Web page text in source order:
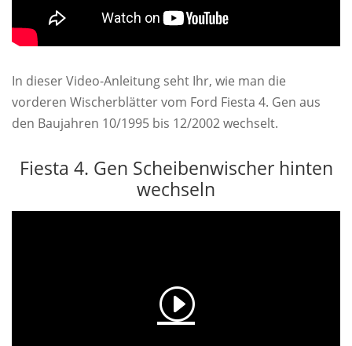
In dieser Video-Anleitung seht Ihr, wie man die
vorderen Wischerblätter vom Ford Fiesta 4. Gen aus
den Baujahren 10/1995 bis 12/2002 wechselt.
Fiesta 4. Gen Scheibenwischer hinten
wechseln